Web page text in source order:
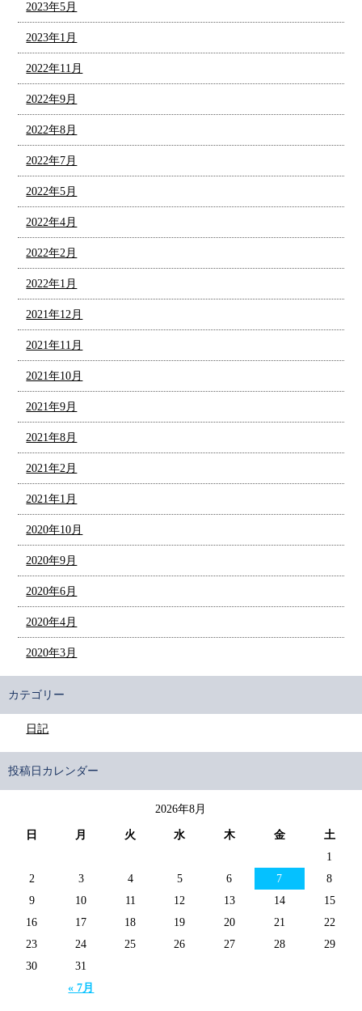
2023年5月
2023年1月
2022年11月
2022年9月
2022年8月
2022年7月
2022年5月
2022年4月
2022年2月
2022年1月
2021年12月
2021年11月
2021年10月
2021年9月
2021年8月
2021年2月
2021年1月
2020年10月
2020年9月
2020年6月
2020年4月
2020年3月
カテゴリー
日記
投稿日カレンダー
2026年8月
日 月 火 水 木 金 土
« 7月
1
2
3 4 5 6 7
8
9
10 11 12 13 14
15
16
17 18 19 20 21
22
23
24 25 26 27 28
29
30
31